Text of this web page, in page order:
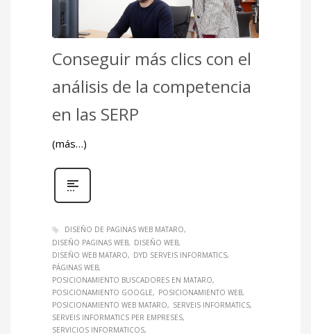
Conseguir más clics con el
análisis de la competencia
en las SERP
(más…)
DISEÑO DE PAGINAS WEB MATARO
DISEÑO PAGINAS WEB
DISEÑO WEB
DISEÑO WEB MATARO
DYD SERVEIS INFORMATICS
PÁGINAS WEB
POSICIONAMIENTO BUSCADORES EN MATARO
POSICIONAMIENTO GOOGLE
POSICIONAMIENTO WEB
POSICIONAMIENTO WEB MATARO
SERVEIS INFORMATICS
SERVEIS INFORMATICS PER EMPRESES
SERVICIOS INFORMATICOS